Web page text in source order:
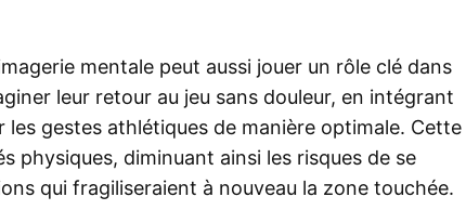
mentale peut aussi jouer un rôle clé dans
leur retour au jeu sans douleur, en intégrant
gestes athlétiques de manière optimale. Cette
physiques, diminuant ainsi les risques de se
qui fragiliseraient à nouveau la zone touchée.